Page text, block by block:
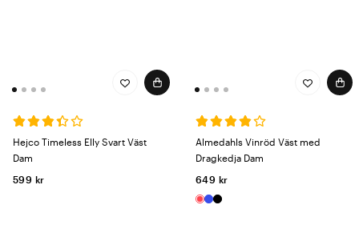
Hejco Timeless Elly Svart Väst
Dam
599 kr
Almedahls Vinröd Väst med
Dragkedja Dam
649 kr